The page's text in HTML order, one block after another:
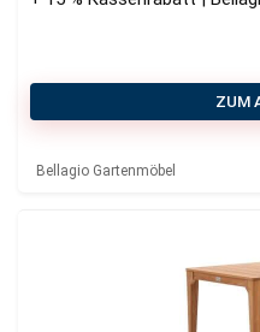
ZUM
Bellagio Gartenmöbel